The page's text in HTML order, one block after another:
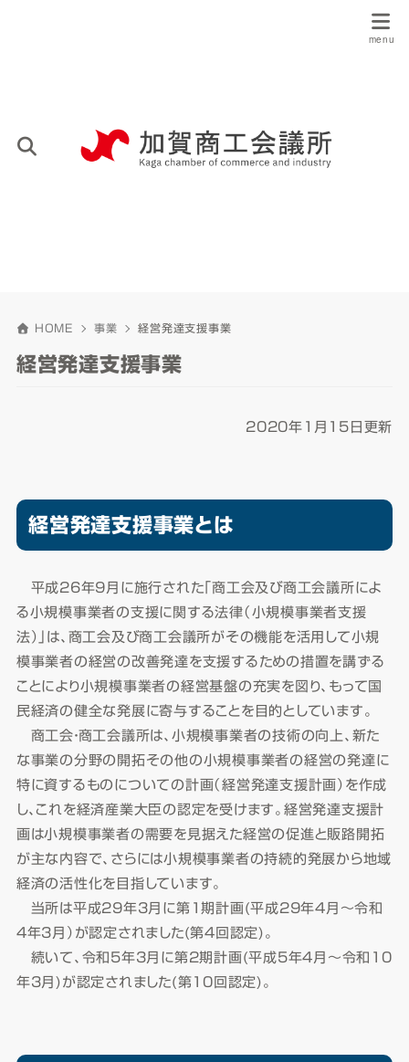
HOME 事業 経営発達支援事業
経営発達支援事業
2020年1月15日更新
経営発達支援事業とは
平成26年9月に施行された「商工会及び商工会議所によ
る小規模事業者の支援に関する法律（小規模事業者支援
法）」は、商工会及び商工会議所がその機能を活用して小規
模事業者の経営の改善発達を支援するための措置を講ずる
ことにより小規模事業者の経営基盤の充実を図り、もって国
民経済の健全な発展に寄与することを目的としています。
商工会・商工会議所は、小規模事業者の技術の向上、新た
な事業の分野の開拓その他の小規模事業者の経営の発達に
特に資するものについての計画（経営発達支援計画）を作成
し、これを経済産業大臣の認定を受けます。経営発達支援計
画は小規模事業者の需要を見据えた経営の促進と販路開拓
が主な内容で、さらには小規模事業者の持続的発展から地域
経済の活性化を目指しています。
当所は平成29年3月に第1期計画(平成29年4月～令和
4年3月）が認定されました(第4回認定)。
続いて、令和5年3月に第2期計画(平成5年4月～令和10
年3月)が認定されました(第10回認定)。